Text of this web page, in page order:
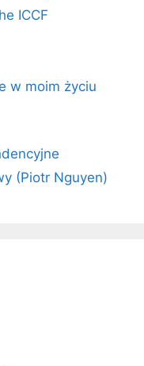
ICCF
w moim życiu
(Piotr Nguyen)